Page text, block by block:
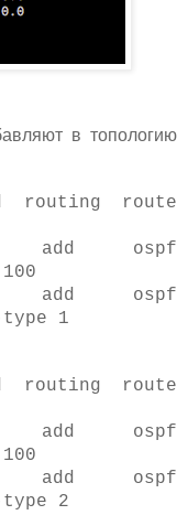
в топологию
routing route
net add ospf
net add ospf
1
routing route
net add ospf
net add ospf
2